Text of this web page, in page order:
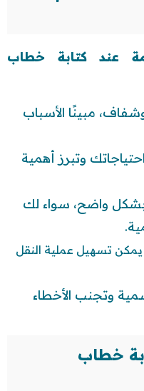
عند كتابة خطاب
مبينًا الأسباب
وتبرز أهمية
بشكل واضح، سواء لك
تسهيل عملية النقل
وتجنب الأخطاء
خطاب